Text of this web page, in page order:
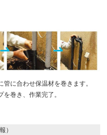
に合わせ保温材を巻きます。
巻き、作業完了。
）